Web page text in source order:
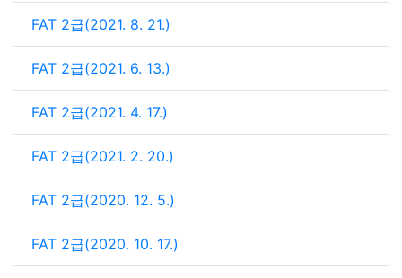
FAT 2급(2021. 8. 21.)
FAT 2급(2021. 6. 13.)
FAT 2급(2021. 4. 17.)
FAT 2급(2021. 2. 20.)
FAT 2급(2020. 12. 5.)
FAT 2급(2020. 10. 17.)